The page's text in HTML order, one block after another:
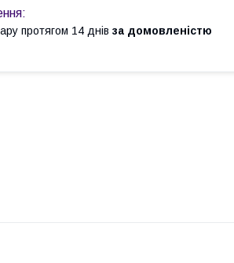
протягом 14 днів за домовленістю